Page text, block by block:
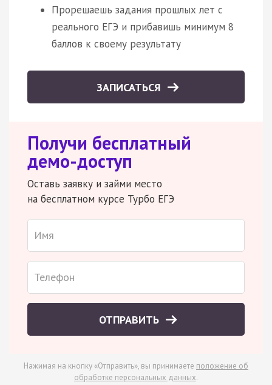
Прорешаешь задания прошлых лет с
реального ЕГЭ и прибавишь минимум 8
баллов к своему результату
ЗАПИСАТЬСЯ
Получи бесплатный
демо-доступ
Оставь заявку и займи место
на бесплатном курсе Турбо ЕГЭ
ОТПРАВИТЬ
Нажимая на кнопку «Отправить», вы принимаете положение об
обработке персональных данных.